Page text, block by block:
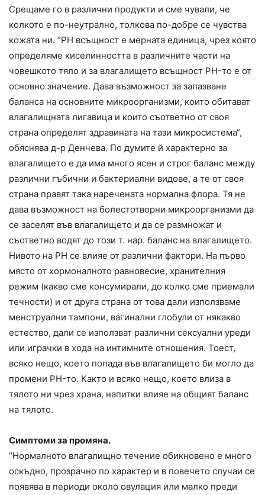
Срещаме го в различни продукти и сме чували, че
колкото е по-неутрално, толкова по-добре се чувства
кожата ни. ”PH всъщност е мерната единица, чрез която
определяме киселинността в различните части на
човешкото тяло и за влагалището всъщност PH-то е от
основно значение. Дава възможност за запазване
баланса на основните микроорганизми, които обитават
влагалищната лигавица и които съответно от своя
страна определят здравината на тази микросистема“,
обяснява д-р Денчева. По думите й характерно за
влагалището е да има много ясен и строг баланс между
различни гъбични и бактериални видове, а те от своя
страна правят така наречената нормална флора. Тя не
дава възможност на болестотворни микроорганизми да
се заселят във влагалището и да се размножат и
съответно водят до този т. нар. баланс на влагалището.
Нивото на PH се влияе от различни фактори. На първо
място от хормоналното равновесие, хранителния
режим (какво сме консумирали, до колко сме приемали
течности) и от друга страна от това дали използваме
менструални тампони, вагинални глобули от някакво
естество, дали се използват различни сексуални уреди
или играчки в хода на интимните отношения. Тоест,
всяко нещо, което попада във влагалището би могло да
промени PH-то. Както и всяко нещо, което влиза в
тялото ни чрез храна, напитки влияе на общият баланс
на тялото.
Симптоми за промяна.
“Нормалното влагалищно течение обикновено е много
оскъдно, прозрачно по характер и в повечето случаи се
появява в периоди около овулация или малко преди